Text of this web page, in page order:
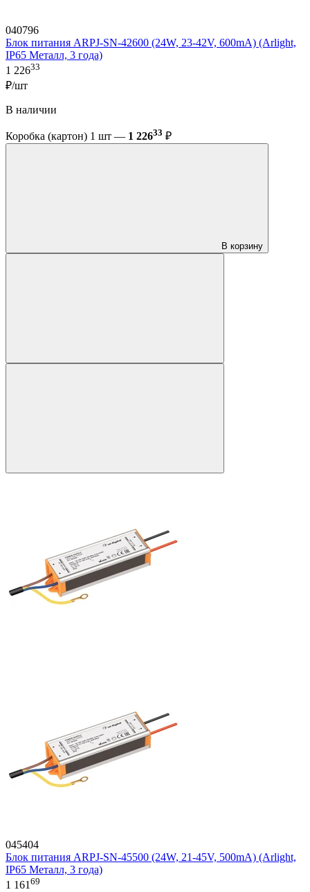
040796
Блок питания ARPJ-SN-42600 (24W, 23-42V, 600mA) (Arlight,
IP65 Металл, 3 года)
1 22633
₽/шт
В наличии
Коробка (картон) 1 шт — 1 22633 ₽
В корзину
045404
Блок питания ARPJ-SN-45500 (24W, 21-45V, 500mA) (Arlight,
IP65 Металл, 3 года)
1 16169